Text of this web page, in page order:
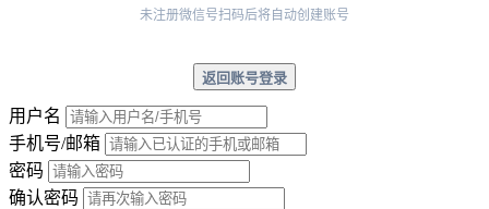
未注册微信号扫码后将自动创建账号
返回账号登录
用户名
手机号/邮箱
密码
确认密码